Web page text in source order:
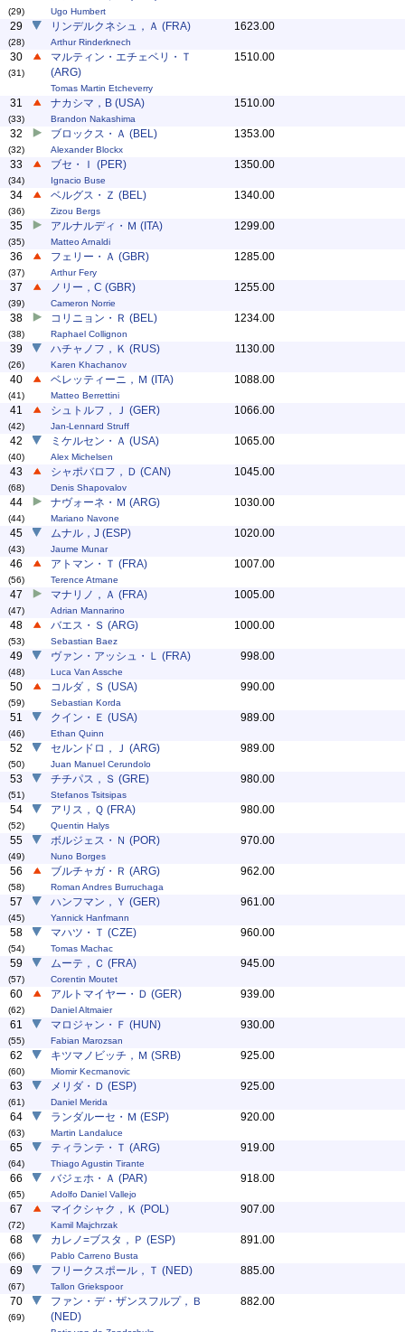
(29) Ugo Humbert
29
(28)
リンデルクネシュ，Ａ (FRA)
Arthur Rinderknech
1623.00
30
(31)
マルティン・エチェベリ・Ｔ
(ARG)
Tomas Martin Etcheverry
1510.00
31
(33)
ナカシマ，B (USA)
Brandon Nakashima
1510.00
32
(32)
ブロックス・Ａ (BEL)
Alexander Blockx
1353.00
33
(34)
ブセ・Ｉ (PER)
Ignacio Buse
1350.00
34
(36)
ベルグス・Ｚ (BEL)
Zizou Bergs
1340.00
35
(35)
アルナルディ・Ｍ (ITA)
Matteo Arnaldi
1299.00
36
(37)
フェリー・Ａ (GBR)
Arthur Fery
1285.00
37
(39)
ノリー，C (GBR)
Cameron Norrie
1255.00
38
(38)
コリニョン・Ｒ (BEL)
Raphael Collignon
1234.00
39
(26)
ハチャノフ，Ｋ (RUS)
Karen Khachanov
1130.00
40
(41)
ベレッティーニ，Ｍ (ITA)
Matteo Berrettini
1088.00
41
(42)
シュトルフ，Ｊ (GER)
Jan-Lennard Struff
1066.00
42
(40)
ミケルセン・Ａ (USA)
Alex Michelsen
1065.00
43
(68)
シャポバロフ，Ｄ (CAN)
Denis Shapovalov
1045.00
44
(44)
ナヴォーネ・Ｍ (ARG)
Mariano Navone
1030.00
45
(43)
ムナル，J (ESP)
Jaume Munar
1020.00
46
(56)
アトマン・Ｔ (FRA)
Terence Atmane
1007.00
47
(47)
マナリノ，Ａ (FRA)
Adrian Mannarino
1005.00
48
(53)
バエス・Ｓ (ARG)
Sebastian Baez
1000.00
49
(48)
ヴァン・アッシュ・Ｌ (FRA)
Luca Van Assche
998.00
50
(59)
コルダ，Ｓ (USA)
Sebastian Korda
990.00
51
(46)
クイン・Ｅ (USA)
Ethan Quinn
989.00
52
(50)
セルンドロ，Ｊ (ARG)
Juan Manuel Cerundolo
989.00
53
(51)
チチパス，Ｓ (GRE)
Stefanos Tsitsipas
980.00
54
(52)
アリス，Ｑ (FRA)
Quentin Halys
980.00
55
(49)
ボルジェス・Ｎ (POR)
Nuno Borges
970.00
56
(58)
ブルチャガ・Ｒ (ARG)
Roman Andres Burruchaga
962.00
57
(45)
ハンフマン，Ｙ (GER)
Yannick Hanfmann
961.00
58
(54)
マハツ・Ｔ (CZE)
Tomas Machac
960.00
59
(57)
ムーテ，Ｃ (FRA)
Corentin Moutet
945.00
60
(62)
アルトマイヤー・Ｄ (GER)
Daniel Altmaier
939.00
61
(55)
マロジャン・Ｆ (HUN)
Fabian Marozsan
930.00
62
(60)
キツマノビッチ，Ｍ (SRB)
Miomir Kecmanovic
925.00
63
(61)
メリダ・Ｄ (ESP)
Daniel Merida
925.00
64
(63)
ランダルーセ・Ｍ (ESP)
Martin Landaluce
920.00
65
(64)
ティランテ・Ｔ (ARG)
Thiago Agustin Tirante
919.00
66
(65)
バジェホ・Ａ (PAR)
Adolfo Daniel Vallejo
918.00
67
(72)
マイクシャク，Ｋ (POL)
Kamil Majchrzak
907.00
68
(66)
カレノ=ブスタ，Ｐ (ESP)
Pablo Carreno Busta
891.00
69
(67)
フリークスポール，Ｔ (NED)
Tallon Griekspoor
885.00
70
(69)
ファン・デ・ザンスフルプ，Ｂ
(NED)
882.00